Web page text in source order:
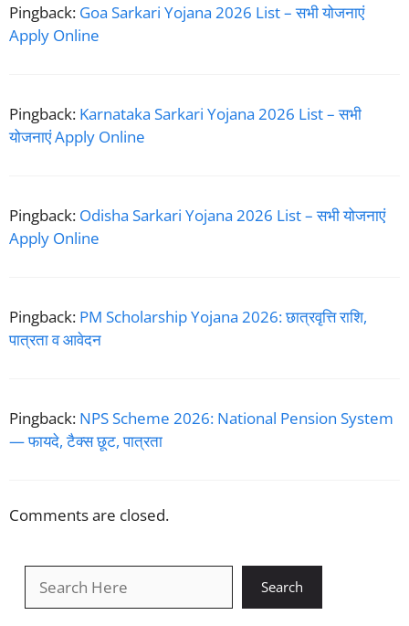
Pingback: Goa Sarkari Yojana 2026 List – सभी योजनाएं
Apply Online
Pingback: Karnataka Sarkari Yojana 2026 List – सभी
योजनाएं Apply Online
Pingback: Odisha Sarkari Yojana 2026 List – सभी योजनाएं
Apply Online
Pingback: PM Scholarship Yojana 2026: छात्रवृत्ति राशि,
पात्रता व आवेदन
Pingback: NPS Scheme 2026: National Pension System
— फायदे, टैक्स छूट, पात्रता
Comments are closed.
Search